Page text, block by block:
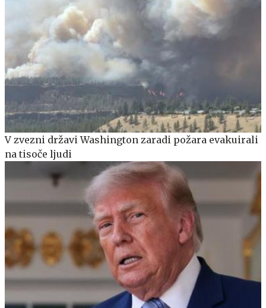
V zvezni državi Washington zaradi požara evakuirali
na tisoče ljudi